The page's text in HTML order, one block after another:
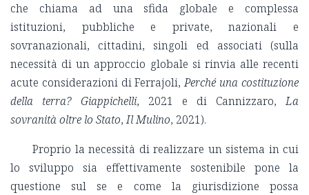
che chiama ad una sfida globale e complessa
istituzioni, pubbliche e private, nazionali e
sovranazionali, cittadini, singoli ed associati (sulla
necessità di un approccio globale si rinvia alle recenti
acute considerazioni di Ferrajoli,Perché una costituzione
della terra? Giappichelli, 2021 e di Cannizzaro,La
sovranità oltre lo Stato,Il Mulino, 2021).
Proprio la necessità di realizzare un sistema in cui
lo sviluppo sia effettivamente sostenibile pone la
questione sul se e come la giurisdizione possa